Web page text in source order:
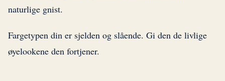
naturlige gnist.
Fargetypen din er sjelden og slående. Gi den de livlige
øyelookene den fortjener.